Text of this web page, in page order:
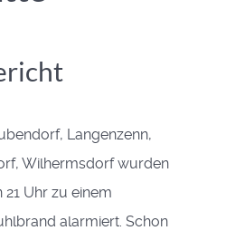
Langenzenn,
Wilhermsdorf wurden
21 Uhr zu einem
alarmiert. Schon